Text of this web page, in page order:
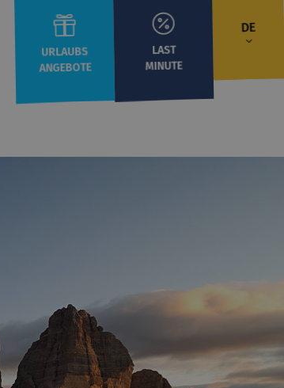
DE
URLAUBS
ANGEBOTE
LAST
MINUTE